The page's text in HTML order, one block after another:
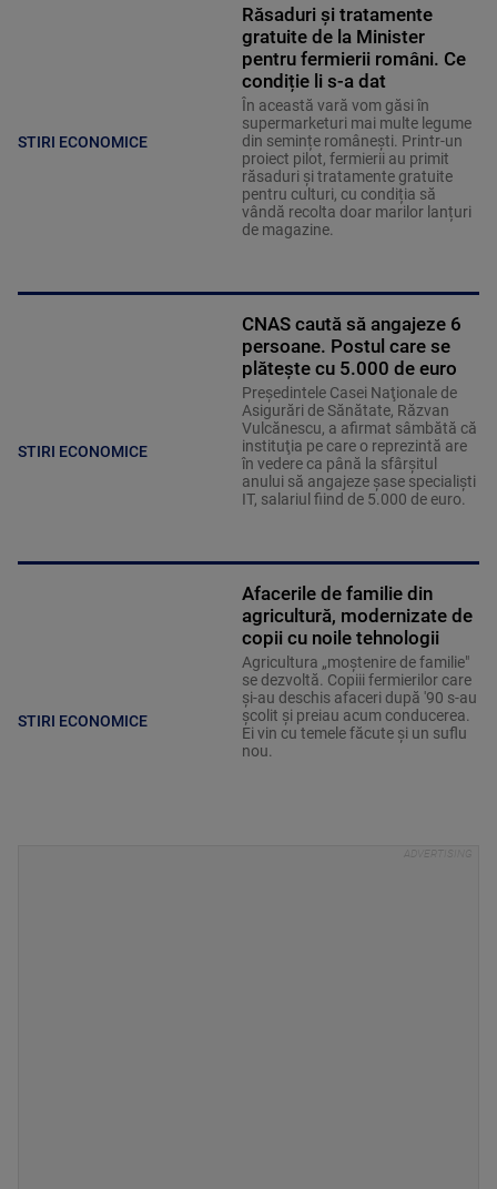
STIRI ECONOMICE
Răsaduri și tratamente
gratuite de la Minister
pentru fermierii români. Ce
condiție li s-a dat
În această vară vom găsi în
supermarketuri mai multe legume
din semințe românești. Printr-un
proiect pilot, fermierii au primit
răsaduri și tratamente gratuite
pentru culturi, cu condiția să
vândă recolta doar marilor lanțuri
de magazine.
STIRI ECONOMICE
CNAS caută să angajeze 6
persoane. Postul care se
plătește cu 5.000 de euro
Preşedintele Casei Naţionale de
Asigurări de Sănătate, Răzvan
Vulcănescu, a afirmat sâmbătă că
instituţia pe care o reprezintă are
în vedere ca până la sfârşitul
anului să angajeze şase specialişti
IT, salariul fiind de 5.000 de euro.
STIRI ECONOMICE
Afacerile de familie din
agricultură, modernizate de
copii cu noile tehnologii
Agricultura „moștenire de familie"
se dezvoltă. Copiii fermierilor care
și-au deschis afaceri după '90 s-au
școlit și preiau acum conducerea.
Ei vin cu temele făcute și un suflu
nou.